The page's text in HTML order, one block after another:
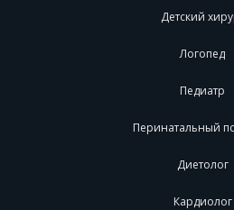
Детский
Логопед
Педиатр
Перинатальный
Диетолог
Кардиолог